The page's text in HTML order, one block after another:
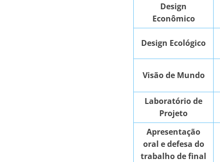
Design
Econômico
Design Ecológico
Visão de Mundo
Laboratório de
Projeto
Apresentação
oral e defesa do
trabalho de final